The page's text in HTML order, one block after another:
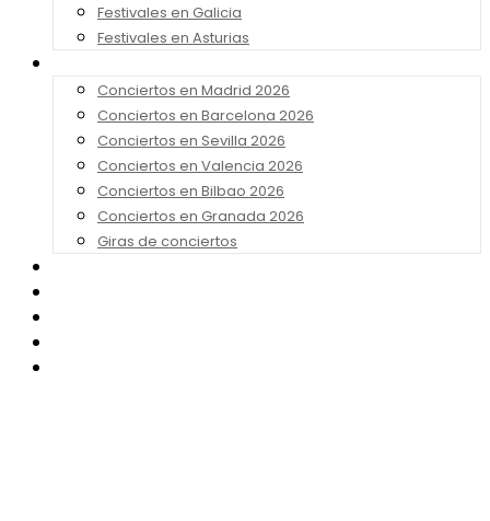
Festivales en Galicia
Festivales en Asturias
Conciertos en Madrid 2026
Conciertos en Barcelona 2026
Conciertos en Sevilla 2026
Conciertos en Valencia 2026
Conciertos en Bilbao 2026
Conciertos en Granada 2026
Giras de conciertos